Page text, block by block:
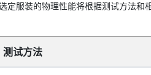
定服装的物理性能将根据测试方法
测试方法